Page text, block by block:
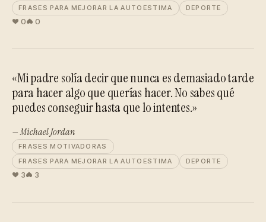
FRASES PARA MEJORAR LA AUTOESTIMA DEPORTE
0 0
«Mi padre solía decir que nunca es demasiado tarde
para hacer algo que querías hacer. No sabes qué
puedes conseguir hasta que lo intentes.»
— Michael Jordan
FRASES MOTIVADORAS
FRASES PARA MEJORAR LA AUTOESTIMA
DEPORTE
3 3